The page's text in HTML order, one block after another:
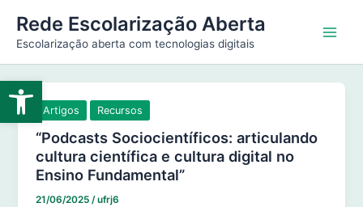
Abrir a barra de ferramentas
para
conteúdo
Rede Escolarização Aberta
Escolarização aberta com tecnologias digitais
Artigos Recursos
“Podcasts Sociocientíficos: articulando
cultura científica e cultura digital no
Ensino Fundamental”
21/06/2025/ufrj6